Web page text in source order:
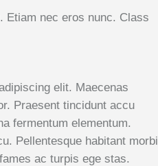
Etiam nec eros nunc. Class
elit. Maecenas
Praesent tincidunt accu
fermentum elementum.
Pellentesque habitant morbi
ac turpis ege stas.